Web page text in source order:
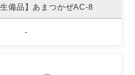
生備品】あまつかぜAC-8
-